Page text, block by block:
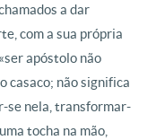
a dar
com a sua própria
apóstolo não
casaco; não significa
se nela, transformar-
tocha na mão,